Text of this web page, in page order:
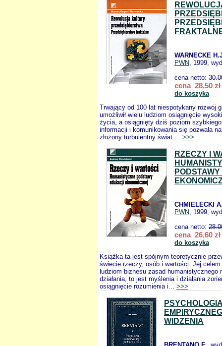
WARNECKE
PWN, 1999,
cena netto:
cena 28,50 zł
do koszyka
Trwający od 100 lat niespotykany rozwój
umożliwił wielu ludziom osiągnięcie
życia, a osiągnięty dziś poziom
informacji i komunikowania się pozwala
złożony turbulentny świat.... >>>
RZECZY I
CHMIELECKI
PWN, 1999,
cena netto:
cena 26,60 zł
do koszyka
Książka ta jest spójnym teoretycznie
świecie rzeczy, osób i wartości. Jej
ludziom biznesu zasad humanistycznego
działania, to jest myślenia i działania
osiągnięcie rozumienia i... >>>
WIDZENIA